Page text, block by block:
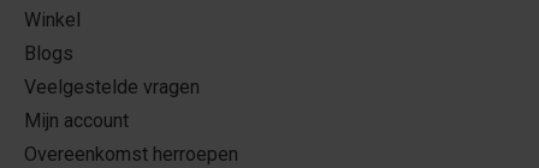
Winkel
Blogs
Veelgestelde vragen
Mijn account
Overeenkomst herroepen